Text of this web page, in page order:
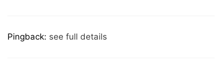
Pingback: see full details